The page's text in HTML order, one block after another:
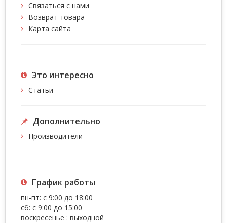
Связаться с нами
Возврат товара
Карта сайта
Это интересно
Статьи
Дополнительно
Производители
График работы
пн-пт: с 9:00 до 18:00
сб: с 9:00 до 15:00
воскресенье : выходной